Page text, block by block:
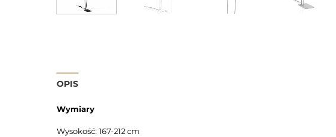
OPIS
Wymiary
Wysokość: 167-212 cm